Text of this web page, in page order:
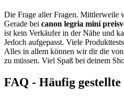
Die Frage aller Fragen. Mittlerweile
Gerade bei canon legria mini
ist kein Verkäufer in der Nähe und
Jedoch aufgepasst. Viele
Alles in allem können wir dir die
zu müssen. Viel Spaß bei deinem
FAQ - Häufig